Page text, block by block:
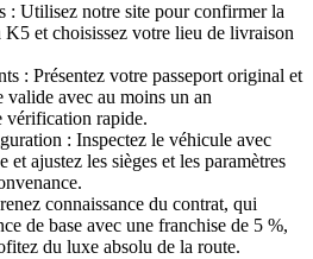
: Utilisez notre site pour confirmer la
et choisissez votre lieu de livraison
: Présentez votre passeport original et
valide avec au moins un an
vérification rapide.
: Inspectez le véhicule avec
et ajustez les sièges et les paramètres
connaissance du contrat, qui
de base avec une franchise de 5 %,
du luxe absolu de la route.